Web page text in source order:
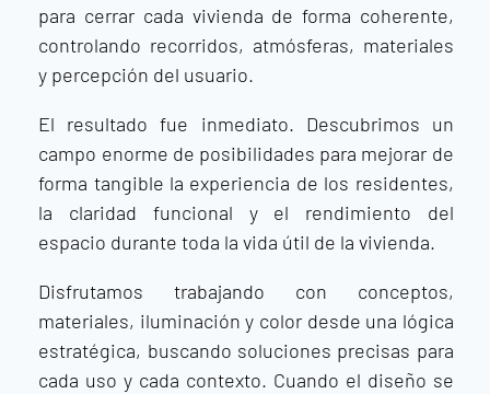
para cerrar cada vivienda de forma coherente,
controlando recorridos, atmósferas, materiales
y percepción del usuario.
El resultado fue inmediato. Descubrimos un
campo enorme de posibilidades para mejorar de
forma tangible la experiencia de los residentes,
la claridad funcional y el rendimiento del
espacio durante toda la vida útil de la vivienda.
Disfrutamos trabajando con conceptos,
materiales, iluminación y color desde una lógica
estratégica, buscando soluciones precisas para
cada uso y cada contexto. Cuando el diseño se